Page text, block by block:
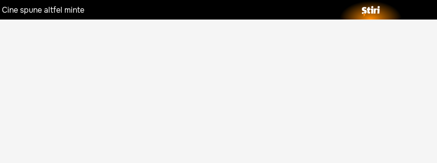
spune altfel minte